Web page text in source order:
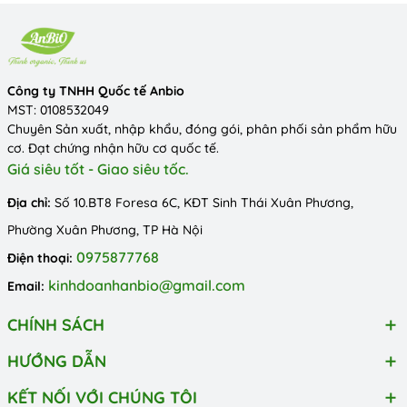
Công ty TNHH Quốc tế Anbio
MST: 0108532049
Chuyên Sản xuất, nhập khẩu, đóng gói, phân phối sản phẩm hữu
cơ. Đạt chứng nhận hữu cơ quốc tế.
Giá siêu tốt - Giao siêu tốc.
Địa chỉ: Số 10.BT8 Foresa 6C, KĐT Sinh Thái Xuân Phương,
Phường Xuân Phương, TP Hà Nội
Điện thoại: 0975877768
Email: kinhdoanhanbio@gmail.com
CHÍNH SÁCH
HƯỚNG DẪN
KẾT NỐI VỚI CHÚNG TÔI